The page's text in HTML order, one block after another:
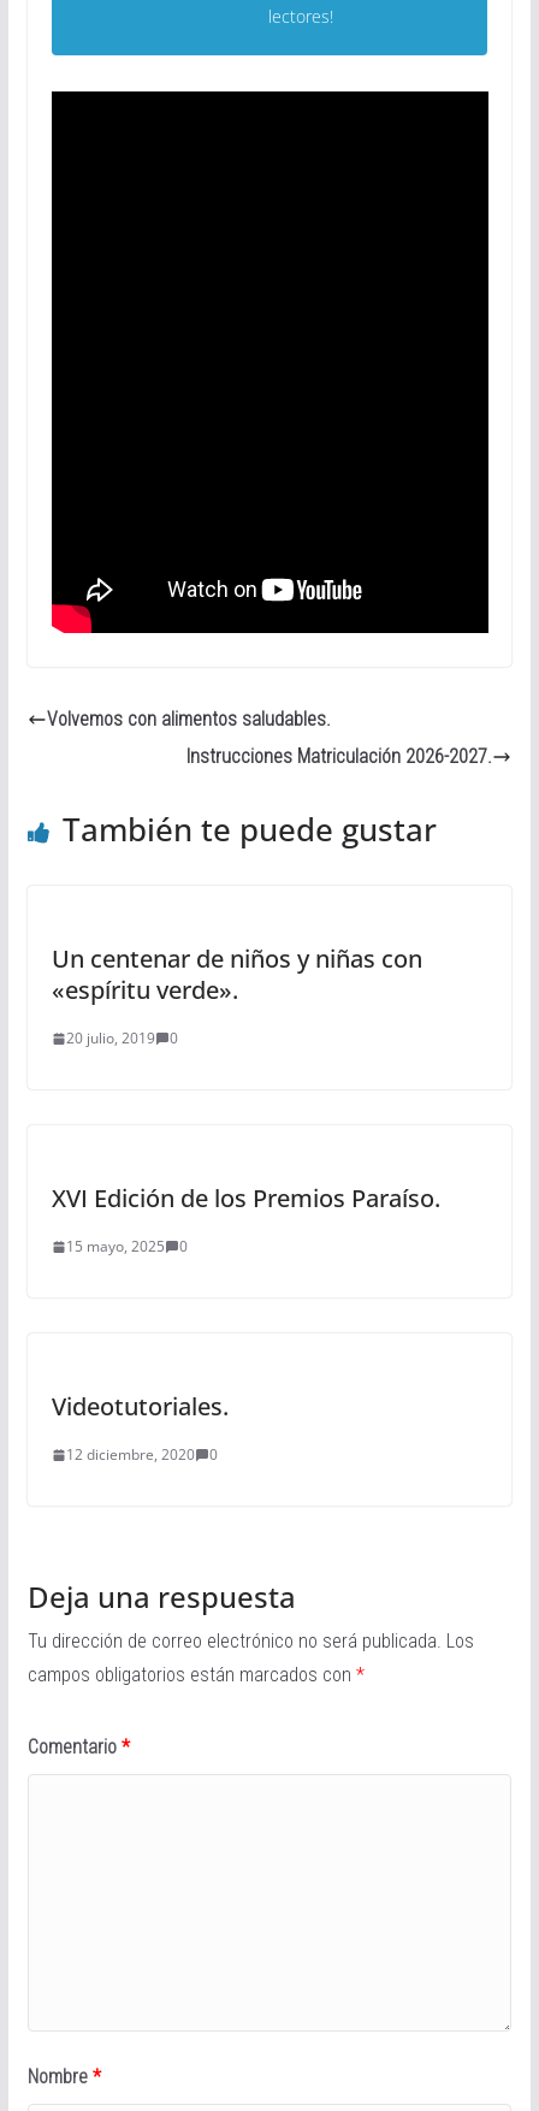
lectores!
Volvemos con alimentos saludables.
Instrucciones Matriculación 2026-2027.
También te puede gustar
Un centenar de niños y niñas con
«espíritu verde».
20 julio, 2019 0
XVI Edición de los Premios Paraíso.
15 mayo, 2025 0
Videotutoriales.
12 diciembre, 2020 0
Deja una respuesta
Tu dirección de correo electrónico no será publicada. Los
campos obligatorios están marcados con *
Comentario *
Nombre *